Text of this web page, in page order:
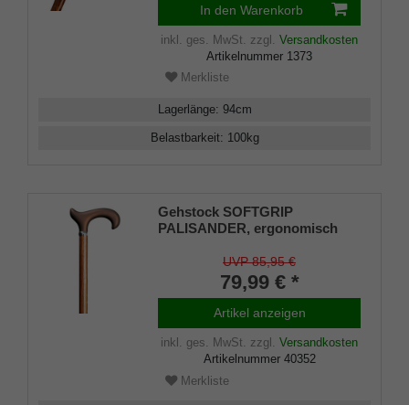
In den Warenkorb
inkl. ges. MwSt. zzgl. Versandkosten
Artikelnummer 1373
Merkliste
Lagerlänge: 94cm
Belastbarkeit: 100kg
Gehstock SOFTGRIP
PALISANDER, ergonomisch
höhenverstellbar Leichtmetall
mit Echtholz-Furnier in
Palisander-Look, Gummipuffer
UVP 85,95 €
79,99 € *
Artikel anzeigen
inkl. ges. MwSt. zzgl. Versandkosten
Artikelnummer 40352
Merkliste